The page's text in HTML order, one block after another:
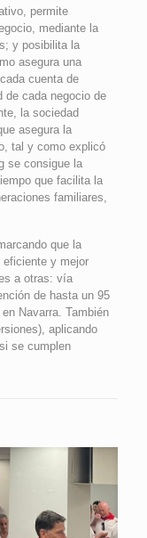
permite
mediante la
y posibilita la
asegura una
cuenta de
de cada negocio de
la sociedad
asegura la
tal y como explicó
se consigue la
que facilita la
familiares,
que la
y mejor
a otras: vía
de hasta un 95
Navarra. También
aplicando
se cumplen